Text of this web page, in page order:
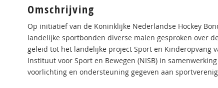
Omschrijving
Op initiatief van de Koninklijke Nederlandse Hockey
landelijke sportbonden diverse malen gesproken over
geleid tot het landelijke project Sport en Kinderopvang
Instituut voor Sport en Bewegen (NISB) in
voorlichting en ondersteuning gegeven aan